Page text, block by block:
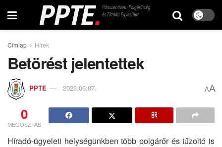
Címlap Hírek
Betörést jelentettek
PPTE 2023.06.07. AA
0
MEGOSZTÁS
Híradó-ügyeleti helységünkben több polgárőr és tűzoltó is